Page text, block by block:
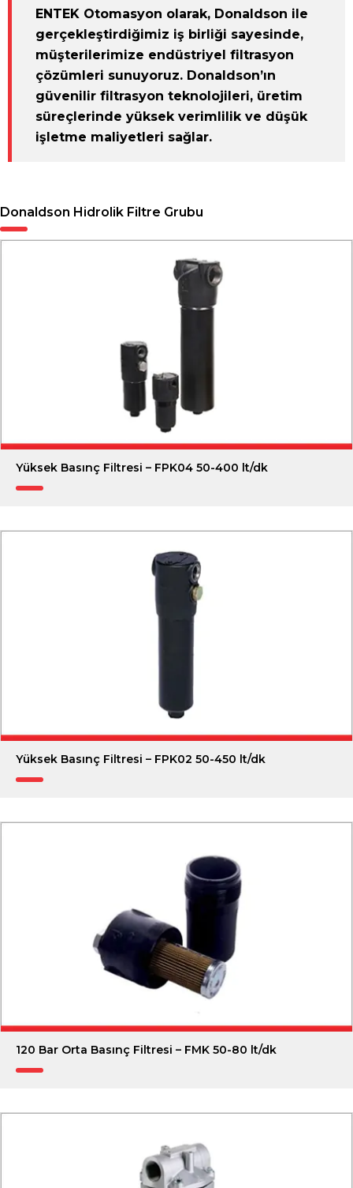
ENTEK Otomasyon olarak, Donaldson ile
gerçekleştirdiğimiz iş birliği sayesinde,
müşterilerimize endüstriyel filtrasyon
çözümleri sunuyoruz. Donaldson’ın
güvenilir filtrasyon teknolojileri, üretim
süreçlerinde yüksek verimlilik ve düşük
işletme maliyetleri sağlar.
Donaldson Hidrolik Filtre Grubu
Yüksek Basınç Filtresi – FPK04 50-400 lt/dk
Yüksek Basınç Filtresi – FPK02 50-450 lt/dk
120 Bar Orta Basınç Filtresi – FMK 50-80 lt/dk